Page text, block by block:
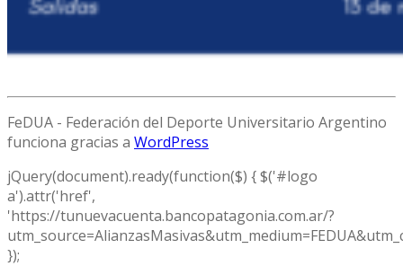
FeDUA - Federación del Deporte Universitario Argentino
funciona gracias a WordPress
jQuery(document).ready(function($) { $('#logo
a').attr('href',
'https://tunuevacuenta.bancopatagonia.com.ar/?
});